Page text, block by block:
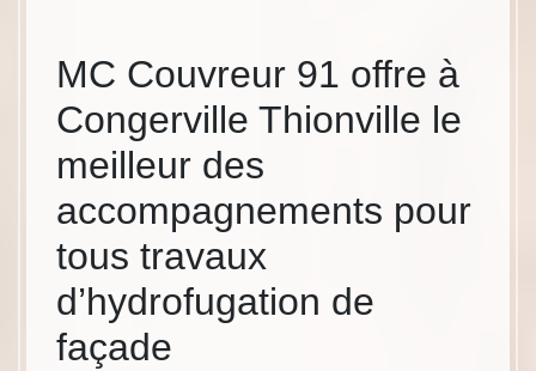
MC Couvreur 91 offre à
Congerville Thionville le
meilleur des
accompagnements pour
tous travaux
d’hydrofugation de
façade